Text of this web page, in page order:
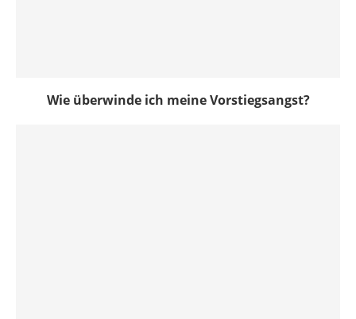
Wie überwinde ich meine Vorstiegsangst?